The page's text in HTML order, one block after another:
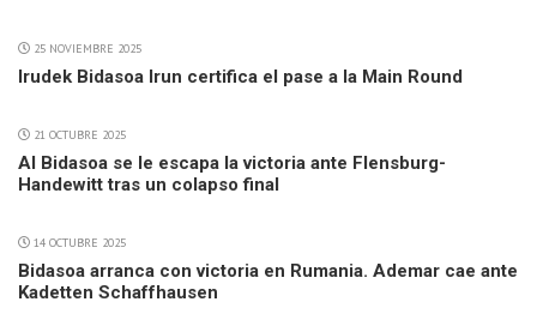
25 NOVIEMBRE 2025
Irudek Bidasoa Irun certifica el pase a la Main Round
21 OCTUBRE 2025
Al Bidasoa se le escapa la victoria ante Flensburg-
Handewitt tras un colapso final
14 OCTUBRE 2025
Bidasoa arranca con victoria en Rumania. Ademar cae ante
Kadetten Schaffhausen